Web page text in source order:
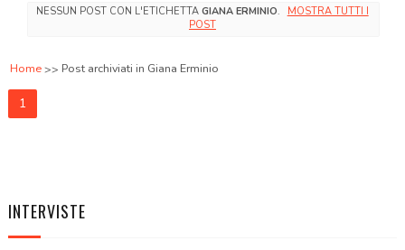
NESSUN POST CON L'ETICHETTAGIANA ERMINIO.
MOSTRA TUTTI I
POST
Home Post archiviati in Giana Erminio
1
INTERVISTE